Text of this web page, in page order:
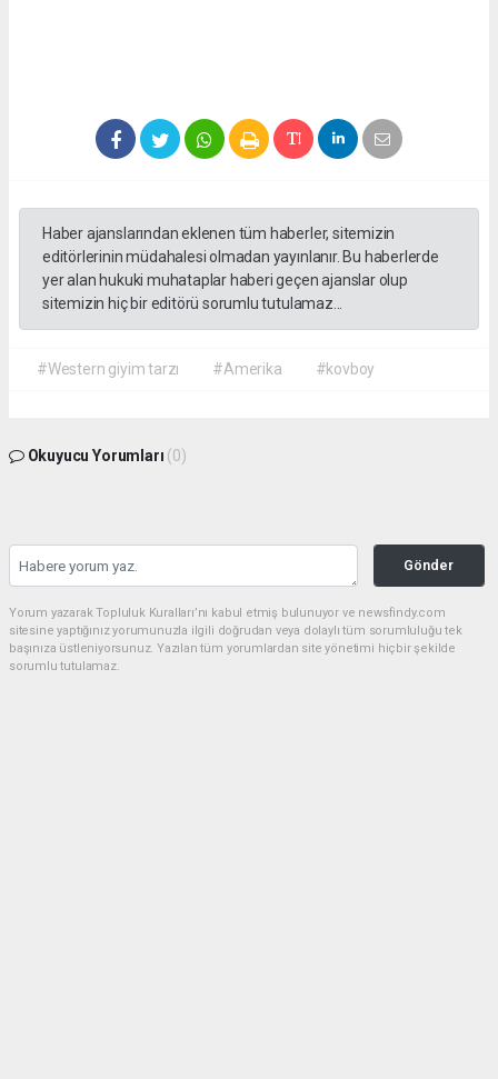
Haber ajanslarından eklenen tüm haberler, sitemizin
editörlerinin müdahalesi olmadan yayınlanır. Bu haberlerde
yer alan hukuki muhataplar haberi geçen ajanslar olup
sitemizin hiç bir editörü sorumlu tutulamaz...
#Western giyim tarzı #Amerika #kovboy
Okuyucu Yorumları (0)
Gönder
Yorum yazarak Topluluk Kuralları’nı kabul etmiş bulunuyor ve newsfindy.com
sitesine yaptığınız yorumunuzla ilgili doğrudan veya dolaylı tüm sorumluluğu tek
başınıza üstleniyorsunuz. Yazılan tüm yorumlardan site yönetimi hiçbir şekilde
sorumlu tutulamaz.